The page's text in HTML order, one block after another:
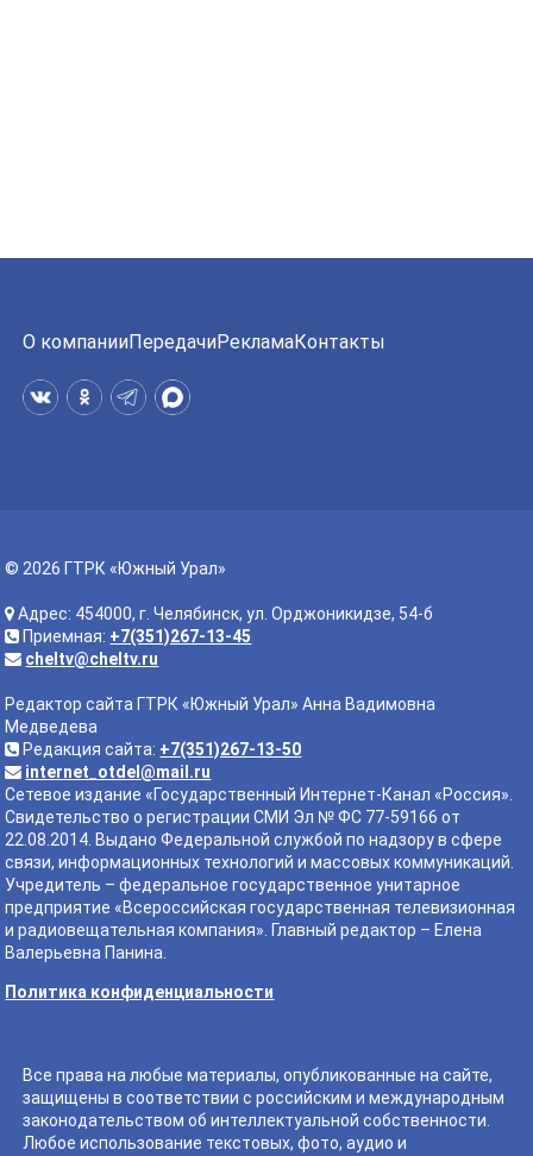
О компанииПередачиРекламаКонтакты
© 2026 ГТРК «Южный Урал»
Адрес: 454000, г. Челябинск, ул. Орджоникидзе, 54-б
Приемная: +7(351)267-13-45
cheltv@cheltv.ru
Редактор сайта ГТРК «Южный Урал» Анна Вадимовна
Медведева
Редакция сайта: +7(351)267-13-50
internet_otdel@mail.ru
Сетевое издание «Государственный Интернет-Канал «Россия».
Свидетельство о регистрации СМИ Эл № ФС 77-59166 от
22.08.2014. Выдано Федеральной службой по надзору в сфере
связи, информационных технологий и массовых коммуникаций.
Учредитель – федеральное государственное унитарное
предприятие «Всероссийская государственная телевизионная
и радиовещательная компания». Главный редактор – Елена
Валерьевна Панина.
Политика конфиденциальности
Все права на любые материалы, опубликованные на сайте,
защищены в соответствии с российским и международным
законодательством об интеллектуальной собственности.
Любое использование текстовых, фото, аудио и